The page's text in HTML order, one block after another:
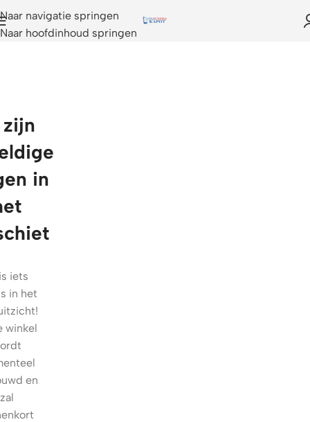
Naar navigatie springen
Naar hoofdinhoud springen
in
iets
in het
winkel
en
zal